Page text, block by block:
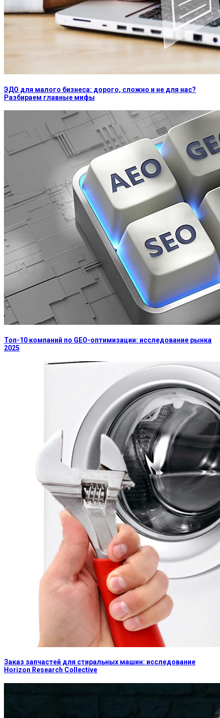
ЭДО для малого бизнеса: дорого, сложно и не для нас?
Разбираем главные мифы
Топ-10 компаний по GEO-оптимизации: исследование рынка
2025
Заказ запчастей для стиральных машин: исследование
Horizon Research Collective